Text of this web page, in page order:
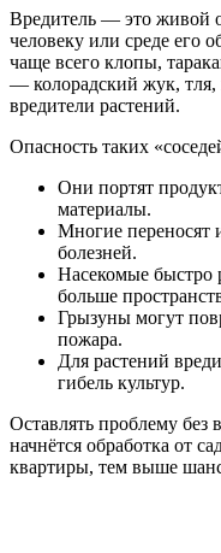
Вредитель — это живой
человеку или среде его
чаще всего клопы,
— колорадский жук, тля,
вредители растений.
Опасность таких
Они портят
материалы.
Многие переносят
болезней.
Насекомые быстро
больше
Грызуны могут
пожара.
Для растений
гибель культур.
Оставлять проблему без
начнётся обработка от
квартиры, тем выше